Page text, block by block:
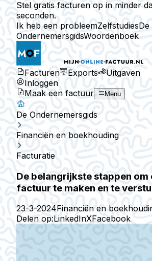
Stel gratis facturen op in minder
seconden.
Ik heb een probleemZelfstudiesDe
OndernemersgidsWoordenboek
Facturen Exports
Uitgaven
Inloggen
Maak een factuur
Menu
De Ondernemersgids
Financiën en boekhouding
Facturatie
De belangrijkste stappen
factuur te maken en te
23-3-2024Financiën en
Delen op:LinkedInXFacebook